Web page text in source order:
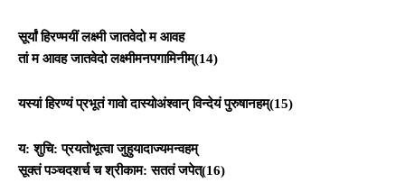
सूर्यां हिरण्मयीं लक्ष्मी जातवेदो म आवह
तां म आवह जातवेदो लक्ष्मीमनपगामिनीम्(14)
यस्यां हिरण्यं प्रभूतं गावो दास्योअंश्वान् विन्देयं पुरुषानहम्(15)
य: शुचि: प्रयतोभूत्वा जुहुयादाज्यमन्वहम्
सूक्तं पञ्चदशर्च च श्रीकाम: सततं जपेत्(16)